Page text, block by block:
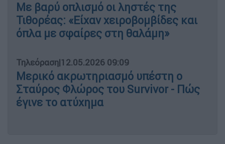
Με βαρύ οπλισμό οι ληστές της
Τιθορέας: «Είχαν χειροβομβίδες και
όπλα με σφαίρες στη θαλάμη»
Τηλεόραση|12.05.2026 09:09
Μερικό ακρωτηριασμό υπέστη ο
Σταύρος Φλώρος του Survivor - Πώς
έγινε το ατύχημα